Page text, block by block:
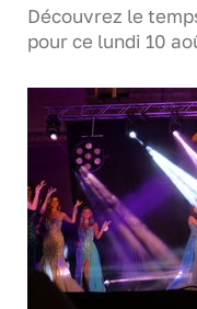
Découvrez le
pour ce lundi 10